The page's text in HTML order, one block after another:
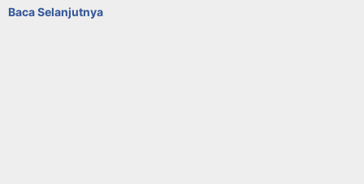
Baca Selanjutnya